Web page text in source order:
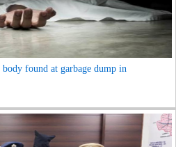
found at garbage dump in